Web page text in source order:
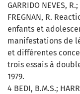
GARRIDO NEVES,
FREGNAN, R.
enfants et
manifestations de
et différentes
trois essais à
1979.
4 BEDI, B.M.S.;